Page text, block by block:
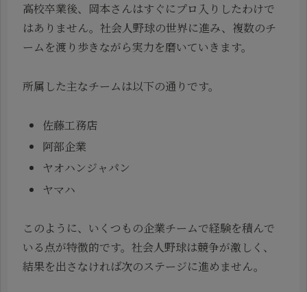
高校卒業後、岡本さんはすぐにプロ入りしたわけで
はありません。社会人野球の世界に進み、複数のチ
ームを渡り歩きながら実力を磨いていきます。
所属した主なチームは以下の通りです。
佐藤工務店
阿部企業
ヤオハンジャパン
ヤマハ
このように、いくつもの企業チームで経験を積んで
いる点が特徴的です。社会人野球は競争が激しく、
結果を出さなければ次のステージに進めません。